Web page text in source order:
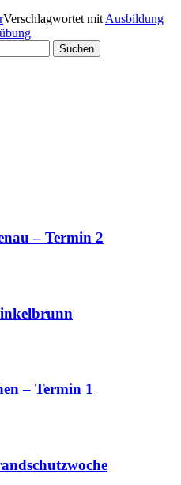
Verschlagwortet mit Ausbildung
– Termin 2
– Termin 1